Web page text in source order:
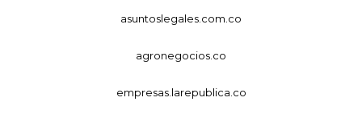
asuntoslegales.com.co
agronegocios.co
empresas.larepublica.co